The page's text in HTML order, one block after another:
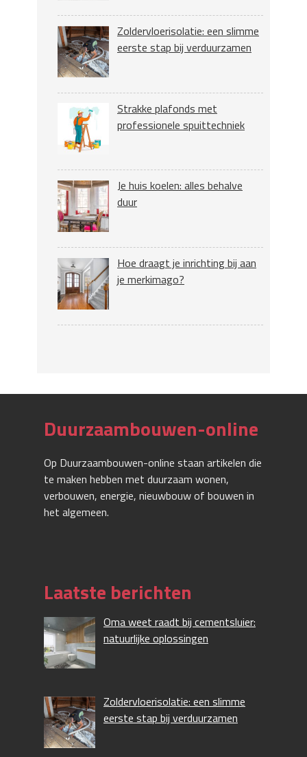
Zoldervloerisolatie: een slimme
eerste stap bij verduurzamen
Strakke plafonds met
professionele spuittechniek
Je huis koelen: alles behalve
duur
Hoe draagt je inrichting bij aan
je merkimago?
Duurzaambouwen-online
Op Duurzaambouwen-online staan artikelen die
te maken hebben met duurzaam wonen,
verbouwen, energie, nieuwbouw of bouwen in
het algemeen.
Laatste berichten
Oma weet raadt bij cementsluier:
natuurlijke oplossingen
Zoldervloerisolatie: een slimme
eerste stap bij verduurzamen